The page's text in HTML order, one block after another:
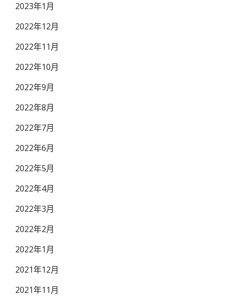
2023年1月
2022年12月
2022年11月
2022年10月
2022年9月
2022年8月
2022年7月
2022年6月
2022年5月
2022年4月
2022年3月
2022年2月
2022年1月
2021年12月
2021年11月